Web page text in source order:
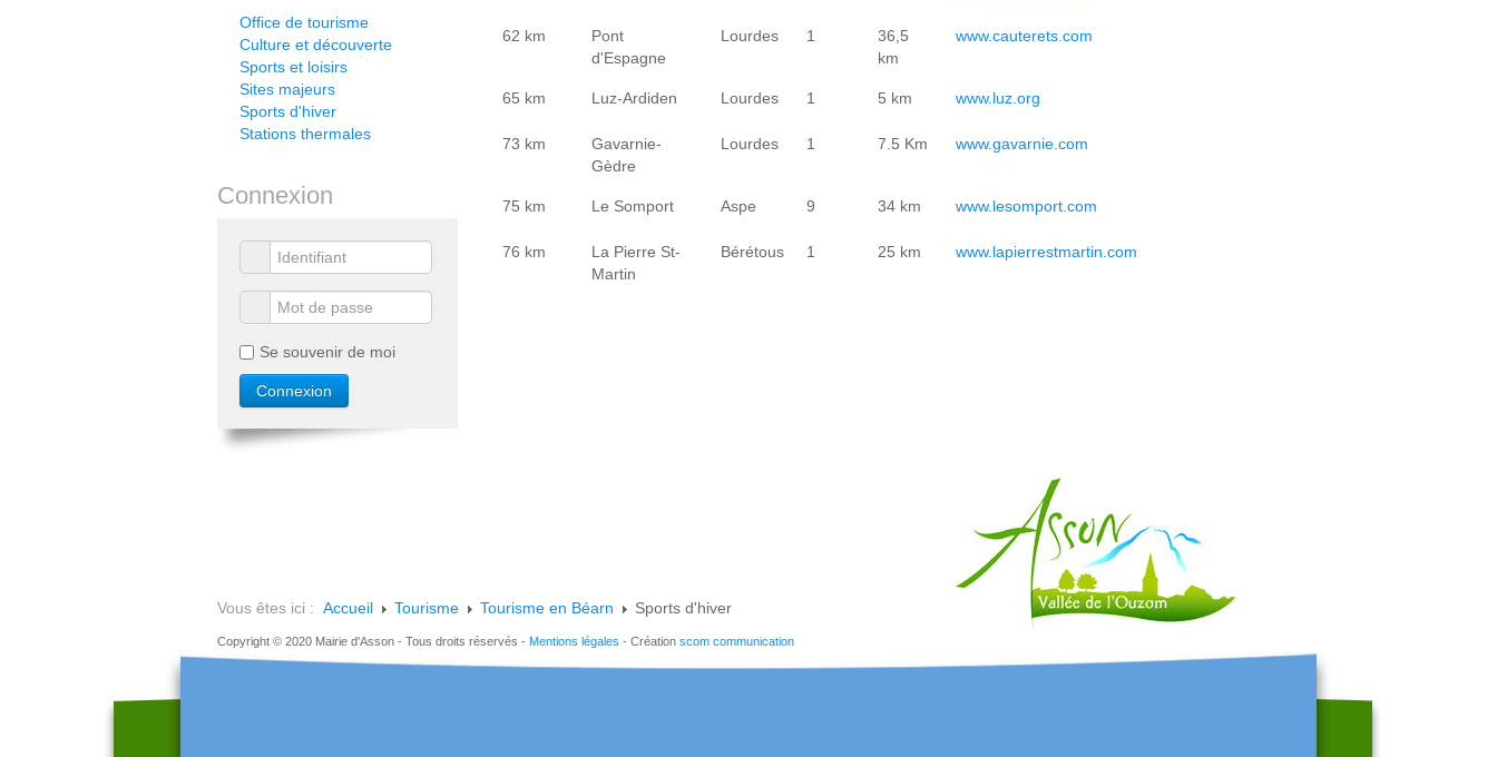
62 km
Pont
d'Espagne
Lourdes 1
36,5
km
www.cauterets.com
65 km Luz-Ardiden Lourdes 1 5 km www.luz.org
73 km
Gavarnie-
Gèdre
Lourdes 1 7.5 Km www.gavarnie.com
75 km Le Somport Aspe 9 34 km www.lesomport.com
76 km
La Pierre St-
Martin
Bérétous 1 25 km www.lapierrestmartin.com
Office de tourisme
Culture et découverte
Sports et loisirs
Sites majeurs
Sports d'hiver
Stations thermales
Connexion
Se souvenir de moi
Vous êtes ici : Accueil Tourisme Tourisme en Béarn Sports d'hiver
Copyright © 2020 Mairie d'Asson - Tous droits réservés - Mentions légales - Création scom communication